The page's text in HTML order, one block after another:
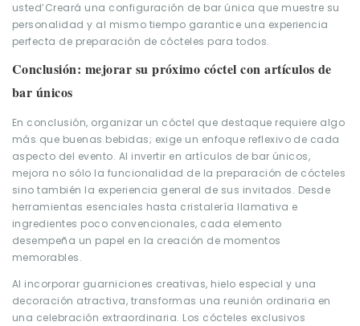
usted’Creará una configuración de bar única que muestre su
personalidad y al mismo tiempo garantice una experiencia
perfecta de preparación de cócteles para todos.
Conclusión: mejorar su próximo cóctel con artículos de
bar únicos
En conclusión, organizar un cóctel que destaque requiere algo
más que buenas bebidas; exige un enfoque reflexivo de cada
aspecto del evento. Al invertir en artículos de bar únicos,
mejora no sólo la funcionalidad de la preparación de cócteles
sino también la experiencia general de sus invitados. Desde
herramientas esenciales hasta cristalería llamativa e
ingredientes poco convencionales, cada elemento
desempeña un papel en la creación de momentos
memorables.
Al incorporar guarniciones creativas, hielo especial y una
decoración atractiva, transformas una reunión ordinaria en
una celebración extraordinaria. Los cócteles exclusivos